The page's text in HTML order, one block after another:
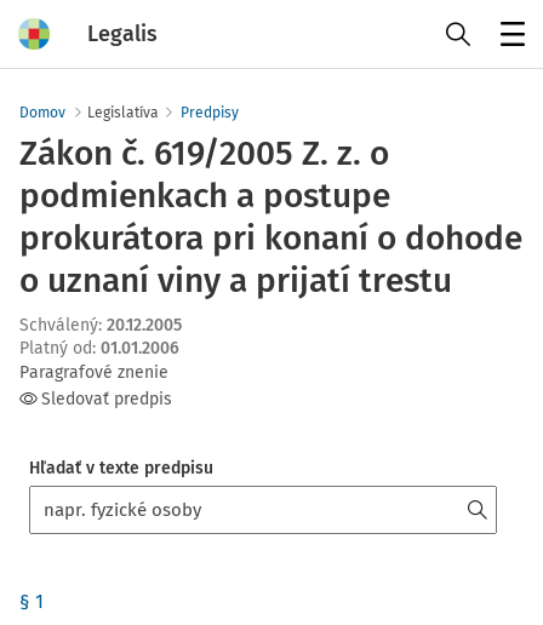
Legalis
Domov Legislatíva Predpisy
Zákon č. 619/2005 Z. z. o
podmienkach a postupe
prokurátora pri konaní o dohode
o uznaní viny a prijatí trestu
Schválený: 20.12.2005
Platný od: 01.01.2006
Paragrafové znenie
Sledovať predpis
Hľadať v texte predpisu
§ 1